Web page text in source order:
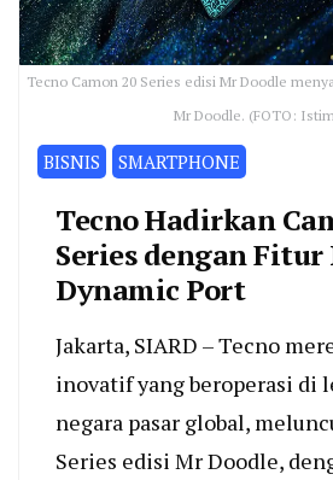
Tecno Camon 20 Series edisi Mr Doodle
Mr Doodle. (FOTO:
BISNIS SMARTPHONE
Tecno Hadirkan
Series dengan Fitur
Dynamic Port
Jakarta, SIARD – Tecno
inovatif yang beroperasi di
negara pasar global,
Series edisi Mr Doodle,